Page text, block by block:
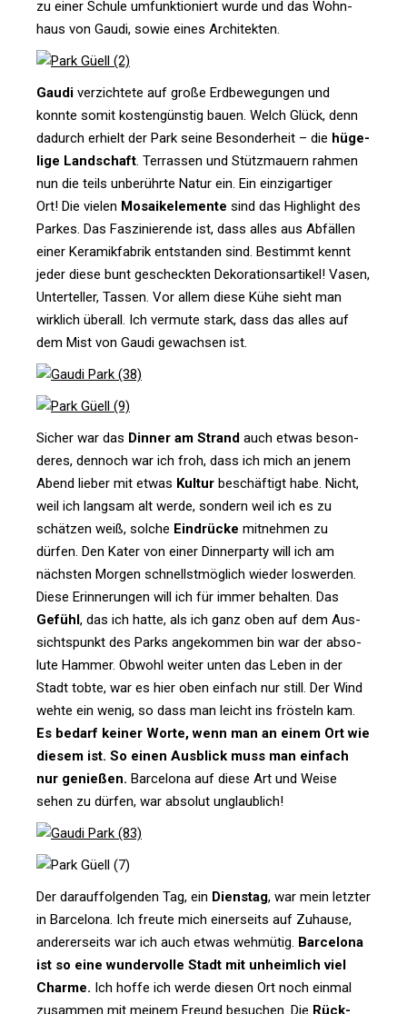
zu einer Schule umfunk­tio­niert wurde und das Wohn­
haus von Gaudi, sowie eines Architekten.
Gaudi ver­zich­tete auf große Erd­be­we­gungen und
konnte somit kos­ten­günstig bauen. Welch Glück, denn
dadurch erhielt der Park seine Beson­der­heit – die hüge­
lige Land­schaft. Ter­rassen und Stütz­mauern rahmen
nun die teils unbe­rührte Natur ein. Ein ein­zig­ar­tiger
Ort! Die vielen Mosa­i­k­ele­mente sind das High­light des
Parkes. Das Fas­zi­nie­rende ist, dass alles aus Abfällen
einer Kera­mik­fa­brik ent­standen sind. Bestimmt kennt
jeder diese bunt gescheckten Deko­ra­ti­ons­ar­tikel! Vasen,
Unter­teller, Tassen. Vor allem diese Kühe sieht man
wirk­lich überall. Ich ver­mute stark, dass das alles auf
dem Mist von Gaudi gewachsen ist.
Sicher war das Dinner am Strand auch etwas beson­
deres, den­noch war ich froh, dass ich mich an jenem
Abend lieber mit etwas Kultur beschäf­tigt habe. Nicht,
weil ich langsam alt werde, son­dern weil ich es zu
schätzen weiß, solche Ein­drücke mit­nehmen zu
dürfen. Den Kater von einer Din­ner­party will ich am
nächsten Morgen schnellst­mög­lich wieder los­werden.
Diese Erin­ne­rungen will ich für immer behalten. Das
Gefühl, das ich hatte, als ich ganz oben auf dem Aus­
sichts­punkt des Parks ange­kommen bin war der abso­
lute Hammer. Obwohl weiter unten das Leben in der
Stadt tobte, war es hier oben ein­fach nur still. Der Wind
wehte ein wenig, so dass man leicht ins frös­teln kam.
Es bedarf keiner Worte, wenn man an einem Ort wie
diesem ist. So einen Aus­blick muss man ein­fach
nur genießen. Bar­ce­lona auf diese Art und Weise
sehen zu dürfen, war absolut unglaublich!
Der dar­auf­fol­genden Tag, ein Dienstag, war mein letzter
in Bar­ce­lona. Ich freute mich einer­seits auf Zuhause,
ande­rer­seits war ich auch etwas weh­mütig. Bar­ce­lona
ist so eine wun­der­volle Stadt mit unheim­lich viel
Charme. Ich hoffe ich werde diesen Ort noch einmal
zusammen mit meinem Freund besu­chen. Die Rück­